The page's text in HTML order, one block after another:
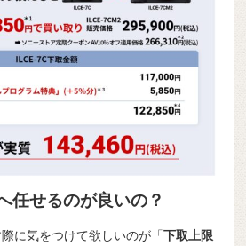
任せるのが良いの？
に気をつけて欲しいのが「下取上限